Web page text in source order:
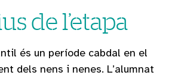
de l’etapa
és un període cabdal en el
dels nens i nenes. L’alumnat